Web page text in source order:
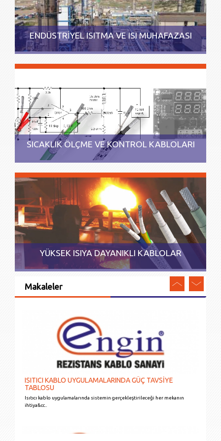
ENDÜSTRİYEL ISITMA VE ISI MUHAFAZASI
SICAKLIK ÖLÇME VE KONTROL KABLOLARI
YÜKSEK ISIYA DAYANIKLI KABLOLAR
Makaleler
ISITICI KABLO UYGULAMALARINDA GÜÇ TAVSİYE
TABLOSU
Isıtıcı kablo uygulamalarında sistemin gerçekleştirileceği her mekanın
ihtiya&cc..